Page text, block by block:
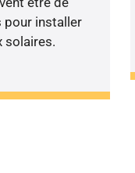
pour installer
solaires.